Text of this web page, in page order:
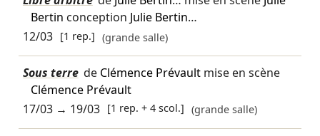
Bertin conception Julie Bertin…
12/03 [1 rep.] (grande salle)
Sous terre de Clémence Prévaultmise en scène
Clémence Prévault
17/03→ 19/03 [1 rep. + 4 scol.] (grande salle)